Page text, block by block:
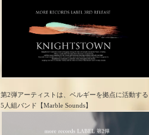
第2弾アーティストは、ベルギーを拠点に活動する
5人組バンド【Marble Sounds】